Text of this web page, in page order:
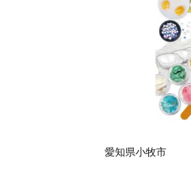
愛知県小牧市